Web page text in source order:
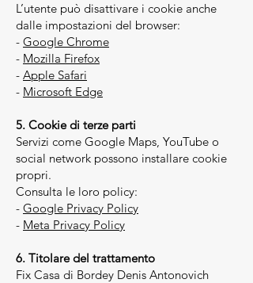
L’utente può disattivare i cookie anche
dalle impostazioni del browser:
- Google Chrome
- Mozilla Firefox
- Apple Safari
- Microsoft Edge
5. Cookie di terze parti
Servizi come Google Maps, YouTube o
social network possono installare cookie
propri.
Consulta le loro policy:
- Google Privacy Policy
- Meta Privacy Policy
6. Titolare del trattamento
Fix Casa di Bordey Denis Antonovich